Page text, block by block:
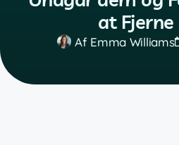
at
AfEmma Williams